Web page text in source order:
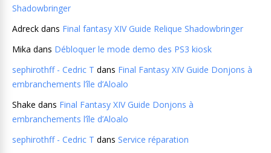
Shadowbringer
Adreck dans Final fantasy XIV Guide Relique Shadowbringer
Mika dans Débloquer le mode demo des PS3 kiosk
sephirothff - Cedric T dans Final Fantasy XIV Guide Donjons à
embranchements l’île d’Aloalo
Shake dans Final Fantasy XIV Guide Donjons à
embranchements l’île d’Aloalo
sephirothff - Cedric T dans Service réparation